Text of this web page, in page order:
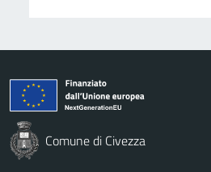
Comune di Civezza